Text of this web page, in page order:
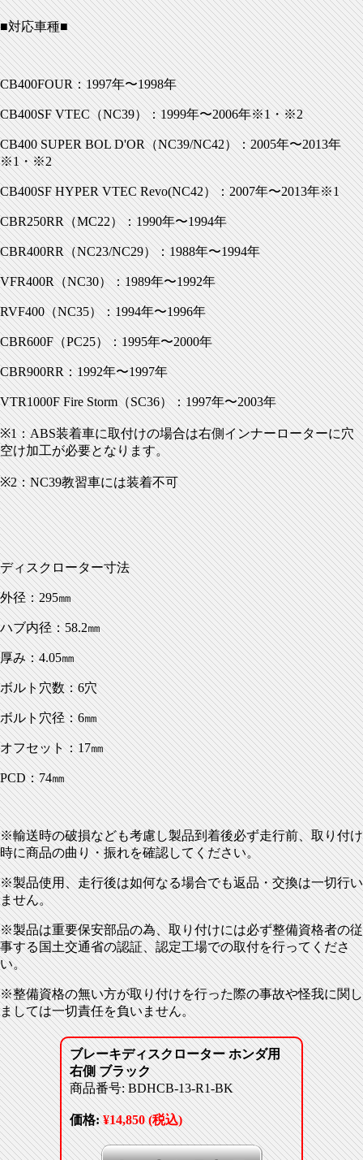
■対応車種■
CB400FOUR：1997年〜1998年
CB400SF VTEC（NC39）：1999年〜2006年※1・※2
CB400 SUPER BOL D'OR（NC39/NC42）：2005年〜2013年
※1・※2
CB400SF HYPER VTEC Revo(NC42）：2007年〜2013年※1
CBR250RR（MC22）：1990年〜1994年
CBR400RR（NC23/NC29）：1988年〜1994年
VFR400R（NC30）：1989年〜1992年
RVF400（NC35）：1994年〜1996年
CBR600F（PC25）：1995年〜2000年
CBR900RR：1992年〜1997年
VTR1000F Fire Storm（SC36）：1997年〜2003年
※1：ABS装着車に取付けの場合は右側インナーローターに穴
空け加工が必要となります。
※2：NC39教習車には装着不可
ディスクローター寸法
外径：295㎜
ハブ内径：58.2㎜
厚み：4.05㎜
ボルト穴数：6穴
ボルト穴径：6㎜
オフセット：17㎜
PCD：74㎜
※輸送時の破損なども考慮し製品到着後必ず走行前、取り付け
時に商品の曲り・振れを確認してください。
※製品使用、走行後は如何なる場合でも返品・交換は一切行い
ません。
※製品は重要保安部品の為、取り付けには必ず整備資格者の従
事する国土交通省の認証、認定工場での取付を行ってくださ
い。
※整備資格の無い方が取り付けを行った際の事故や怪我に関し
ましては一切責任を負いません。
ブレーキディスクローター ホンダ用
右側 ブラック
商品番号: BDHCB-13-R1-BK
価格:¥14,850 (税込)